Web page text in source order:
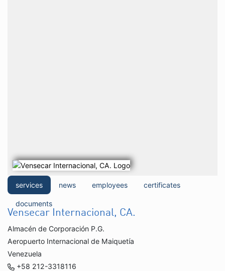
services news employees certificates
documents
Vensecar Internacional, CA.
Almacén de Corporación P.G.
Aeropuerto Internacional de Maiquetía
Venezuela
+58 212-3318116